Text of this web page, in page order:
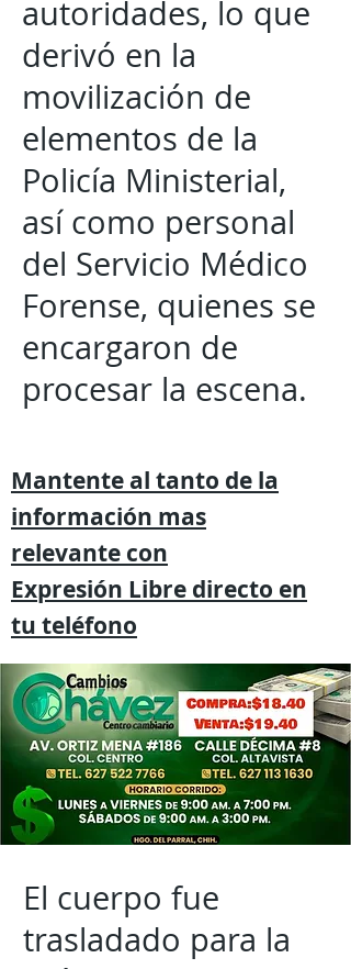
autoridades, lo que
derivó en la
movilización de
elementos de la
Policía Ministerial,
así como personal
del Servicio Médico
Forense, quienes se
encargaron de
procesar la escena.
Mantente al tanto de la
información mas
relevante con
Expresión Libre directo en
tu teléfono
El cuerpo fue
trasladado para la